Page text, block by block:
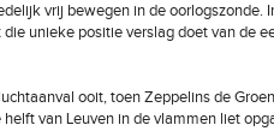
vrij bewegen in de oorlogszonde.
unieke positie verslag doet van de
ooit, toen Zeppelins de
van Leuven in de vlammen liet